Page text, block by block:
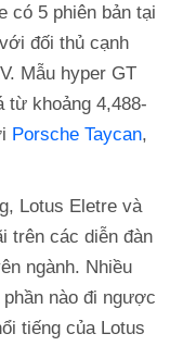
có 5 phiên bản tại
đối thủ cạnh
Mẫu hyper GT
từ khoảng 4,488-
Porsche Taycan,
Lotus Eletre và
trên các diễn đàn
ngành. Nhiều
nào đi ngược
tiếng của Lotus